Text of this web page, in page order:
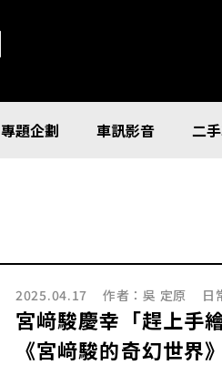
專題企劃 車訊影音 二
2025.04.17 作者：吳 定原 日
宮﨑駿慶幸「趕上手
《宮﨑駿的奇幻世界